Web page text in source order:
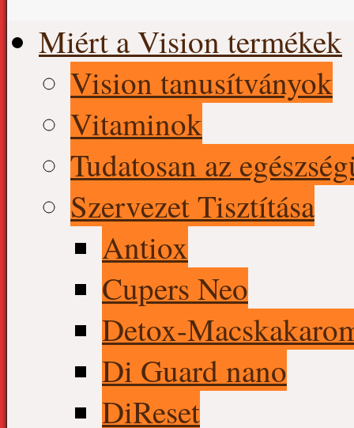
to
contentMiért a Vision termékek
Vision tanusítványok
Vitaminok
Tudatosan az
Szervezet Tisztítása
Antiox
Cupers Neo
Detox-
Di Guard nano
DiReset